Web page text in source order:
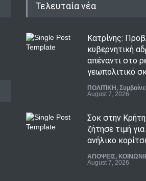
Τελευταία νέα
Κατρίνης:
κυβερνητική
απέναντι στο
γεωπολιτικό
ΠΟΛΙΤΙΚΗ ,
August 7, 2026
Σοκ στην
ζήτησε τιμή
ανήλικο
ΑΠΟΨΕΙΣ,
August 7, 2026